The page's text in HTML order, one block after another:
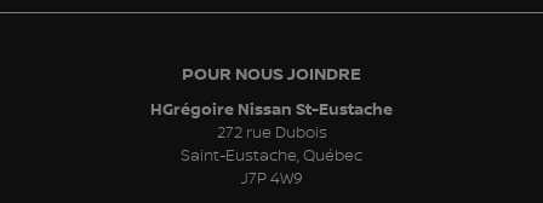
POUR NOUS JOINDRE
HGrégoire Nissan St-Eustache
272 rue Dubois
Saint-Eustache,Québec
J7P 4W9